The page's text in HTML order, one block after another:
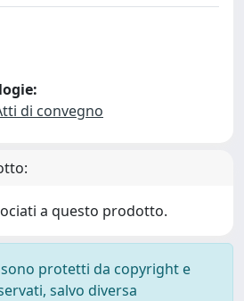
di convegno
a questo prodotto.
protetti da copyright e
salvo diversa